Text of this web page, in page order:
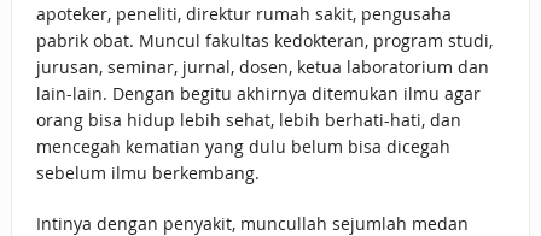
apoteker, peneliti, direktur rumah sakit, pengusaha
pabrik obat. Muncul fakultas kedokteran, program studi,
jurusan, seminar, jurnal, dosen, ketua laboratorium dan
lain-lain. Dengan begitu akhirnya ditemukan ilmu agar
orang bisa hidup lebih sehat, lebih berhati-hati, dan
mencegah kematian yang dulu belum bisa dicegah
sebelum ilmu berkembang.
Intinya dengan penyakit, muncullah sejumlah medan